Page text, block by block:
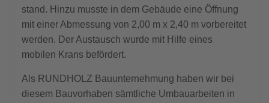
stand. Hinzu musste in dem Gebäude eine Öffnung
mit einer Abmessung von 2,00 m x 2,40 m vorbereitet
werden. Der Austausch wurde mit Hilfe eines
mobilen Krans befördert.
Als RUNDHOLZ Bauunternehmung haben wir bei
diesem Bauvorhaben sämtliche Umbauarbeiten in